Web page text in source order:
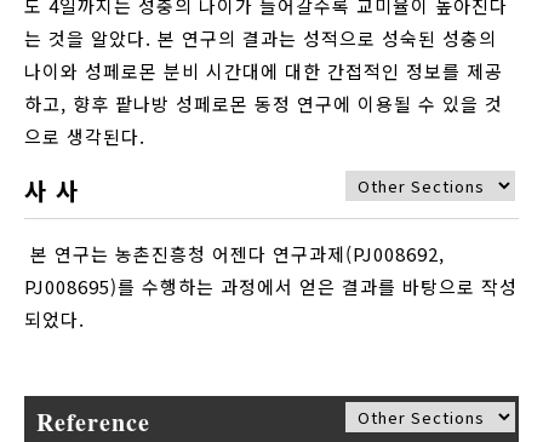
도 4일까지는 성충의 나이가 들어갈수록 교미율이 높아진다
는 것을 알았다. 본 연구의 결과는 성적으로 성숙된 성충의
나이와 성페로몬 분비 시간대에 대한 간접적인 정보를 제공
하고, 향후 팥나방 성페로몬 동정 연구에 이용될 수 있을 것
으로 생각된다.
사 사
본 연구는 농촌진흥청 어젠다 연구과제(PJ008692,
PJ008695)를 수행하는 과정에서 얻은 결과를 바탕으로 작성
되었다.
Reference